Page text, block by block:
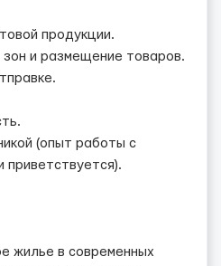
продукции.
зон и размещение товаров.
(опыт работы с
приветствуется).
жилье в современных